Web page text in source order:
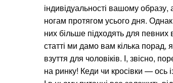
індивідуальності вашому
ногам протягом усього дня. Однак
них більше підходять для певних
статті ми дамо вам кілька порад,
взуття для чоловіків. І, звісно,
на ринку! Кеди чи кросівки — ось